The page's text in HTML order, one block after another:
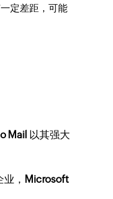
定差距，可能
Mail 以其强大
， Microsoft